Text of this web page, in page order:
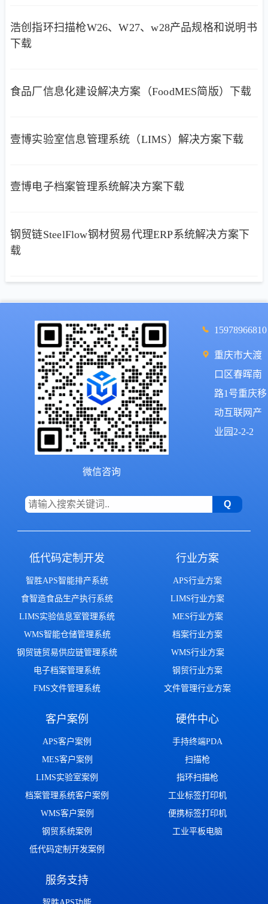
浩创指环扫描枪W26、W27、w28产品规格和说明书
下载
食品厂信息化建设解决方案（FoodMES简版）下载
壹博实验室信息管理系统（LIMS）解决方案下载
壹博电子档案管理系统解决方案下载
钢贸链SteelFlow钢材贸易代理ERP系统解决方案下
载
微信咨询
15978966810
重庆市大渡
口区春晖南
路1号重庆移
动互联网产
业园2-2-2
低代码定制开发
智胜APS智能排产系统
食智造食品生产执行系统
LIMS实验信息室管理系统
WMS智能仓储管理系统
钢贸链贸易供应链管理系统
电子档案管理系统
FMS文件管理系统
行业方案
APS行业方案
LIMS行业方案
MES行业方案
档案行业方案
WMS行业方案
钢贸行业方案
文件管理行业方案
客户案例
APS客户案例
MES客户案例
LIMS实验室案例
档案管理系统客户案例
WMS客户案例
钢贸系统案例
低代码定制开发案例
硬件中心
手持终端PDA
扫描枪
指环扫描枪
工业标签打印机
便携标签打印机
工业平板电脑
服务支持